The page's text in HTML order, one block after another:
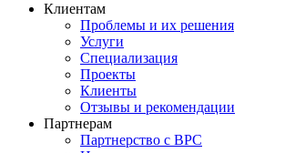
Клиентам
Проблемы и их решения
Услуги
Специализация
Проекты
Клиенты
Отзывы и рекомендации
Партнерам
Партнерство с BPC